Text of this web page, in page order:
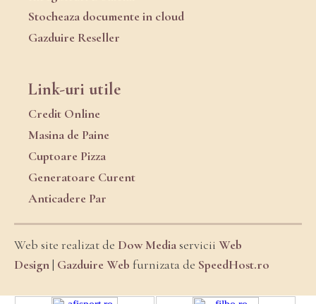
Stocheaza documente in cloud
Gazduire Reseller
Link-uri utile
Credit Online
Masina de Paine
Cuptoare Pizza
Generatoare Curent
Anticadere Par
Web site realizat de Dow Mediaservicii Web
Design| Gazduire Web furnizata de SpeedHost.ro